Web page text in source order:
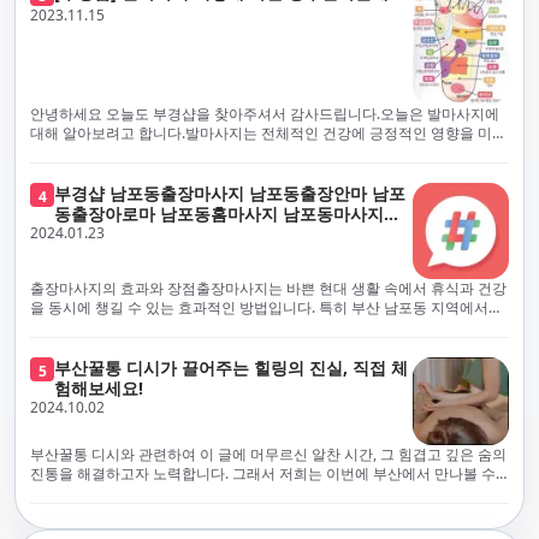
체보다는 부경샵과 같이 안전과 고객 편의를 최우선으로 생각하는 업체를
선택하는 것이 중요합니다.부산에서 러시아 홈케어를 전문으로 하는 부경샵
은, 항상 후불제로 운영하면서 청결과 안전을 가장 중요하게 여깁니다. 부산
에서 진정으로 즐거운 부산 러시아 홈케어 경험을 해보시길 바랍니다. 그렇
죠, 부경샵은 선입금을 요구하지 않아요. 부산 러시아 홈케어를 선택하기 전
에, 주의해야 할 사항들을 반드시 확인해 보세요. 선입금 관련 사기에는 항상
조심해야 합니다. 070으로 시작하는 인터넷 전화나 텔레그램 같은 메시지
앱에만 의존하는 업체는 특히 더 조심해 주세요. 이런 경우, 선입금을 하지
부경샵은 부산 출장 후불제 서비스를 모범적으로 운영하고 있으며, 명성을
악용하는 사기 업체로부터 발생할 수 있는 모든 부정행위와 간접적인 피해
를 방지하기 위해 노력하고 있어요. 만약 부경샵 을 사칭하며 선불 결제를 요
구하는 마사지 서비스를 발견하신다면, 그런 곳은 피하시고 저희에게 알려
주세요.부경샵에서는 모든 서비스가 관리사가 도착한 후에 결제하는 걸 기
본으로 해요. 부경샵은 부산에서 부산 러시아 홈케어를 전문으로 하며,
100% 후불제를 거래의 기본으로 삼고 있어요. 왜 부경샵이 특별한지 궁금하
시죠? 여기서만 느낄 수 있는 특별한 경험을 소개합니다! 부경샵과 함께라면
험을 제공해요. 준비하신 모든 것에 놀랄 준비를 하세요. 부경샵은 오랜 시간
동안 지역에서 최고의 출장업체가 되겠다는 하나의 신념으로 노력해 왔어
요.부경샵의 전통적인 서비스로, 단 한 순간도 낭비하지 않고 쌓인 피로를 풀
어드릴 거예요. 비가 오든 눈이 오든, 어디에 계시든 부경샵이 찾아가 도와드
릴게요. 부경샵의 서비스는 부산의 모든 곳, 집이든 모텔이든 호텔이든 오피
스텔이든 아파트든, 여러분을 위해 준비되어 있어요.부경샵 지역에서 가장
멀리까지 다니며, 편리함을 최우선으로 생각해요. 빠르고 효율적인 운영 시
게 조절되어, 진정한 에너지 회복을 경험하실 수 있어요.부경샵은 부산에서
전문적으로 훈련된 관리사를 다수 보유하고 있음을 자랑스럽게 여깁니다.
현대 사회의 불확실성 속에서, 부경샵은 안전을 최우선으로 여기며, 이를 위
해 100% 후불제 시행은 물론, 코로나19 상황에서도 관리사들의 건강 진단
업체에 대해서는 경계하는 것이 중요합니다. 부경샵의 접근 방식과 정책은
인천에서의 안전하고 신뢰할 수 있는 고품질 마사지 경험을 집앞에서 제공
하기 위해 고안되었습니다. 부경샵은 부산 일본인 홈케어 서비스를 전문으
로 하며, 항상 고객님의 편의와 안전을 최우선으로 고려하여 후불제 시스템
거운 마사지 경험을 보장합니다. 부경샵의 서비스는 선입금 없이 이용 가능
한 부산 일본인 홈케어로, 선입금 요구 없이 서비스를 제공함으로써 고객님
의 신뢰를 최우선으로 합니다. 이용 전 주의사항을 꼼꼼히 확인하시고, 선입
금 사기로부터 자신을 보호하는 것이 중요합니다. 부산 일본인 홈케어 서비
스를 찾으실 때는 070으로 시작하는 인터넷 전화번호나 텔레그램과 같은 메
시징 플랫폼만을 이용하는 업체에 주의해야 합니다. 이러한 서비스는 선지
급 없이 이용할 수 있어야 하며, 부경샵은 이러한 걱정 없이 안전하고 신뢰할
수 있는 서비스를 제공합니다. 부경샵은 부산 일본인 홈케어 후불제의 모범
적인 피해가 발생하지 않도록 지속적으로 노력하고 있습니다. 부경샵을 사
칭하여 선불 결제를 요구하는 마사지 서비스에 대해서는 각별한 주의가 필
요합니다. '부경샵'은 관리사의 도착 이후에 결제가 이루어지는 후불제를
기본 원칙으로 하는 부산 일본인 홈케어 전문 업체입니다. 이 운영 방식은 고
객님의 신뢰를 최우선으로 여기며, 모든 코스에서 100% 후불제를 시행하고
있습니다. 왜 부경샵이 부산에서 특별한지, 그 이유를 알려드리겠습니다.
여기서는 단순한 부산 일본인 홈케어 서비스를 넘어서, 비교 불가한 경험을
러분을 기다리고 있으니, 준비되셨나요? 부경샵은 오랜 시간 동안 지역 최
2023.11.15
안녕하세요 오늘도 부경샵을 찾아주셔서 감사드립니다.오늘은 발마사지에
대해 알아보려고 합니다.발마사지는 전체적인 건강에 긍정적인 영향을 미칠
명하겠습니다.근육 이완과 피로 완화: 발마사지는 발 아치, 발가락, 발등 등
에 위치한 다양한 근육을 이완시키는 효과가 있습니다. 일상적인 활동이나
장시간의 서있는 자세로 인해 긴장된 발 근육을 느슨하게 만들어주어 편안
함을 제공합니다. 이는 근육의 유연성을 향상시키고 근육의 혈액순환을 촉
진하는 데 도움이 됩니다.혈액순환 개선: 발마사지는 혈액순환을 촉진하는
데 기여합니다. 마사지로 근육과 혈관이 이완되면 혈액이 더 원활하게 흐르
게 되어 세포와 조직에 산소와 영양소가 빠르게 공급됩니다. 이는 세포의 기
장된 근육과 신경을 완화시켜 스트레스를 감소시킵니다. 발에는 다양한 신
경과 결절이 모여있어, 발마사지를 통해 이를 자극함으로써 정신적인 편안
함을 제공하는데 도움이 됩니다. 이는 스트레스 호르몬의 감소와 함께 심신
의 안정을 촉진합니다.면역 시스템 강화: 정기적인 발마사지는 면역 시스템
의 활동을 촉진하여 감염 및 질병에 대한 저항력을 향상시킬 수 있습니다. 마
사지는 림프순환을 촉진하고 세포 배출물을 제거함으로써 면역 시스템을 지
원합니다.숙면 유도: 발마사지는 긴장된 근육과 신경을 완화시켜 수면에 도
4 부경샵 남포동출장마사지 남포동출장안마 남포
동출장아로마 남포동홈마사지 남포동마사지출
장
2024.01.23
출장마사지의 효과와 장점출장마사지는 바쁜 현대 생활 속에서 휴식과 건강
을 동시에 챙길 수 있는 효과적인 방법입니다. 특히 부산 남포동 지역에서
와 신체적, 정신적 피로를 효과적으로 완화합니다. 전문 마사지사의 숙련된
손길은 긴장된 근육을 이완시키고, 스트레스 호르몬 수치를 감소시켜 마음
의 안정을 가져다 줍니다. 이는 일상의 업무 효율성을 높이고, 전반적인 삶의
질을 향상시키는 데 기여합니다.근육 이완과 유연성 향상:꾸준한 출장마사
지는 근육의 긴장과 경직을 해소하고 유연성을 향상시킵니다. 이는 운동 성
능을 개선하고, 근골격계 문제 및 부상 예방에 도움이 됩니다. 또한, 규칙적
인 마사지는 자세 개선에도 긍정적인 영향을 미칩니다.혈액 순환 촉진과 신
촉진합니다. 이는 신진대사를 활성화하고, 독소 배출을 돕습니다. 결과적으
5 부산꿀통 디시가 끌어주는 힐링의 진실, 직접 체
험해보세요!
2024.10.02
부산꿀통 디시와 관련하여 이 글에 머무르신 알찬 시간, 그 힘겹고 깊은 숨의
진통을 해결하고자 노력합니다. 그래서 저희는 이번에 부산에서 만나볼 수
그 해결책을 찾는 것이 어려운 상황을 맞이하는 경우가 많습니다. 부산꿀통